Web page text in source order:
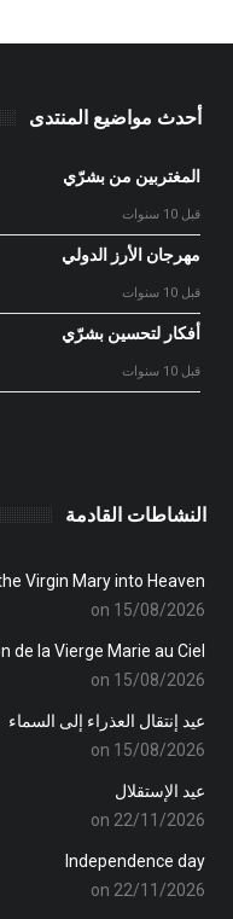
أحدث مواضيع المنتدى
المغتربين من بشرّي
قبل 10 سنوات
مهرجان الأرز الدولي
قبل 10 سنوات
أفكار لتحسين بشرّي
قبل 10 سنوات
النشاطات القادمة
Virgin Mary into Heaven
on 15/08/2026
de la Vierge Marie au Ciel
on 15/08/2026
عيد إنتقال العذراء إلى السماء
on 15/08/2026
عيد الإستقلال
on 22/11/2026
Independence day
on 22/11/2026